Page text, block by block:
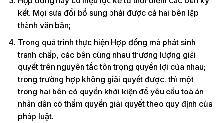
kết. Mọi sửa đổi bổ sung phải được cả hai bên lập
thành văn bản;
Trong quá trình thực hiện Hợp đồng mà phát sinh
tranh chấp, các bên cùng nhau thương lượng giải
quyết trên nguyên tắc tôn trọng quyền lợi của nhau;
trong trường hợp không giải quyết được, thì một
trong hai bên có quyền khởi kiện để yêu cầu toà án
nhân dân có thẩm quyền giải quyết theo quy định của
pháp luật.